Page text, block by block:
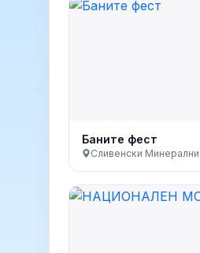
Баните фест
Сливенски Минерални